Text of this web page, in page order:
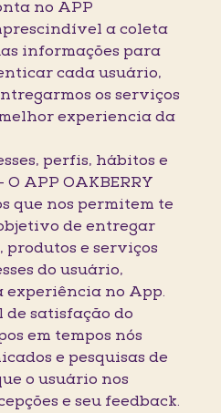
no APP
a coleta
informações para
cada usuário,
os serviços
experiencia da
perfis, hábitos e
APP OAKBERRY
que nos permitem te
de entregar
produtos e serviços
do usuário,
experiência no App.
satisfação do
em tempos nós
e pesquisas de
o usuário nos
e seu feedback.